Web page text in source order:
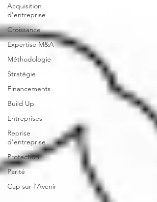
Acquisition
d'entreprise
Croissance
Expertise M&A
Méthodologie
Stratégie
Financements
Build Up
Entreprises
Reprise
d'entreprise
Protection
Parité
Cap sur l'Avenir